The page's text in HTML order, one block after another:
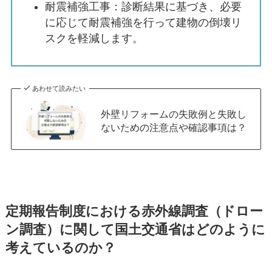
耐震補強工事：診断結果に基づき、必要
に応じて耐震補強を行って建物の倒壊リ
スクを軽減します。
あわせて読みたい
外壁リフォームの失敗例と失敗し
ないための注意点や確認事項は？
定期報告制度における赤外線調査（ドロー
ン調査）に関して国土交通省はどのように
考えているのか？